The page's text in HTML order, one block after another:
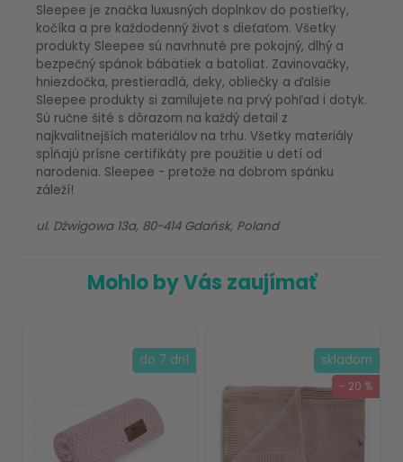
Sleepee je značka luxusných doplnkov do postieľky,
kočíka a pre každodenný život s dieťaťom. Všetky
produkty Sleepee sú navrhnuté pre pokojný, dlhý a
bezpečný spánok bábätiek a batoliat. Zavinovačky,
hniezdočka, prestieradlá, deky, obliečky a ďalšie
Sleepee produkty si zamilujete na prvý pohľad i dotyk.
Sú ručne šité s dôrazom na každý detail z
najkvalitnejších materiálov na trhu. Všetky materiály
spĺňajú prísne certifikáty pre použitie u detí od
narodenia. Sleepee - pretože na dobrom spánku
záleží!
ul. Dźwigowa 13a, 80-414 Gdańsk, Poland
Mohlo by Vás zaujímať
do 7 dní skladom
- 20 %